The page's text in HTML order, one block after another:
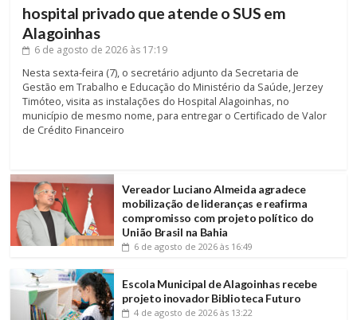
hospital privado que atende o SUS em
Alagoinhas
6 de agosto de 2026 às 17:19
Nesta sexta-feira (7), o secretário adjunto da Secretaria de
Gestão em Trabalho e Educação do Ministério da Saúde, Jerzey
Timóteo, visita as instalações do Hospital Alagoinhas, no
município de mesmo nome, para entregar o Certificado de Valor
de Crédito Financeiro
Vereador Luciano Almeida agradece
mobilização de lideranças e reafirma
compromisso com projeto político do
União Brasil na Bahia
6 de agosto de 2026 às 16:49
Escola Municipal de Alagoinhas recebe
projeto inovador Biblioteca Futuro
4 de agosto de 2026 às 13:22